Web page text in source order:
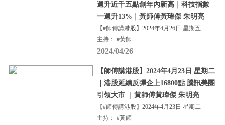
週升近千五點創年內新高｜科技指數
一週升13%｜黃師傅黃瑋傑 朱明亮
【#師傅講港股】2024年4月26日 星期五
主持： #黃師
2024/04/26
【師傅講港股】2024年4月23日 星期二
｜港股延續反彈企上16800點 騰訊美團
引領大市 ｜黃師傅黃瑋傑 朱明亮
【#師傅講港股】2024年4月23日 星期二
主持： #黃師